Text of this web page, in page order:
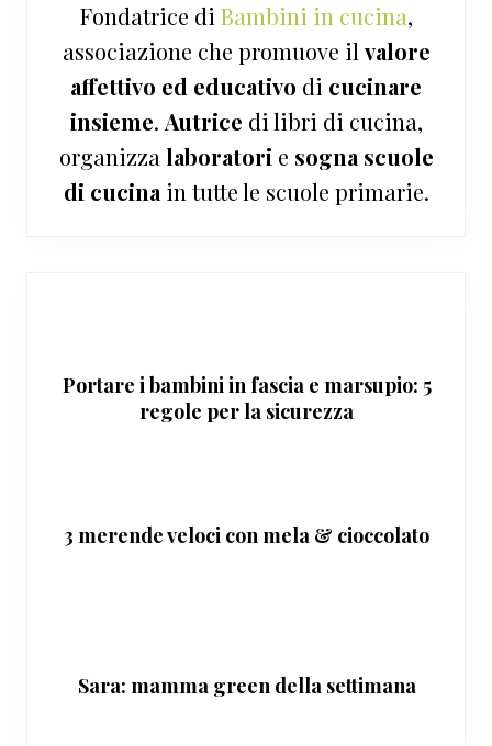
Fondatrice di Bambini in cucina,
associazione che promuove il valore
affettivo ed educativo di cucinare
insieme. Autrice di libri di cucina,
organizza laboratori e sogna scuole
di cucina in tutte le scuole primarie.
Portare i bambini in fascia e marsupio: 5
regole per la sicurezza
3 merende veloci con mela & cioccolato
Sara: mamma green della settimana